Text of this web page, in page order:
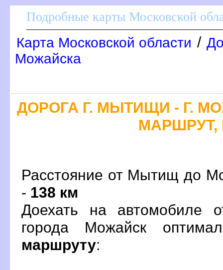
Подробные карты Московской
Карта Московской области /
Можайска
ДОРОГА Г. МЫТИЩИ - Г.
МАРШРУТ,
Расстояние от Мытищ до
- 138 км
Доехать на автомобиле
орода Можайск
маршруту: